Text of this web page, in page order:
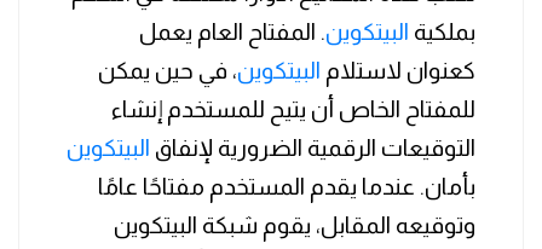
بملكية البيتكوين. المفتاح العام يعمل
كعنوان لاستلام البيتكوين، في حين يمكن
للمفتاح الخاص أن يتيح للمستخدم إنشاء
التوقيعات الرقمية الضرورية لإنفاق البيتكوين
بأمان. عندما يقدم المستخدم مفتاحًا عامًا
وتوقيعه المقابل، يقوم شبكة البيتكوين